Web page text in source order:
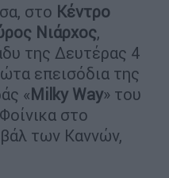
στο Κέντρο
Νιάρχος,
της Δευτέρας 4
επεισόδια της
«Milky Way» του
στο
των Καννών,